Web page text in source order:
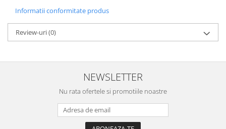
Informatii conformitate produs
Review-uri(0)
NEWSLETTER
Nu rata ofertele si promotiile noastre